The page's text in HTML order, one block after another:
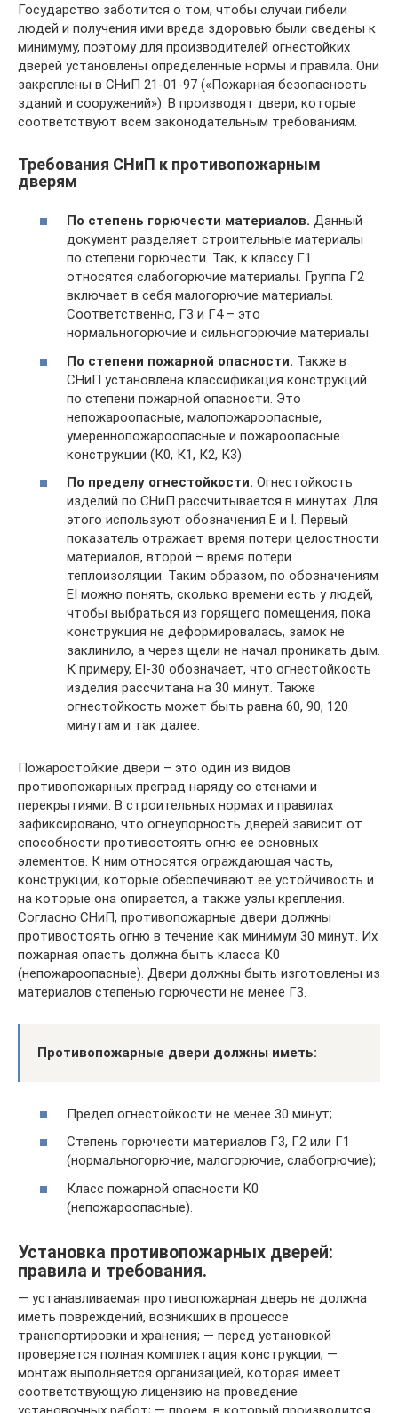
Государство заботится о том, чтобы случаи гибели
людей и получения ими вреда здоровью были сведены к
минимуму, поэтому для производителей огнестойких
дверей установлены определенные нормы и правила. Они
закреплены в СНиП 21-01-97 («Пожарная безопасность
зданий и сооружений»). В производят двери, которые
соответствуют всем законодательным требованиям.
Требования СНиП к противопожарным
дверям
По степень горючести материалов. Данный
документ разделяет строительные материалы
по степени горючести. Так, к классу Г1
относятся слабогорючие материалы. Группа Г2
включает в себя малогорючие материалы.
Соответственно, Г3 и Г4 – это
нормальногорючие и сильногорючие материалы.
По степени пожарной опасности. Также в
СНиП установлена классификация конструкций
по степени пожарной опасности. Это
непожароопасные, малопожароопасные,
умереннопожароопасные и пожароопасные
конструкции (К0, К1, К2, К3).
По пределу огнестойкости. Огнестойкость
изделий по СНиП рассчитывается в минутах. Для
этого используют обозначения Е и I. Первый
показатель отражает время потери целостности
материалов, второй – время потери
теплоизоляции. Таким образом, по обозначениям
EI можно понять, сколько времени есть у людей,
чтобы выбраться из горящего помещения, пока
конструкция не деформировалась, замок не
заклинило, а через щели не начал проникать дым.
К примеру, EI-30 обозначает, что огнестойкость
изделия рассчитана на 30 минут. Также
огнестойкость может быть равна 60, 90, 120
минутам и так далее.
Пожаростойкие двери – это один из видов
противопожарных преград наряду со стенами и
перекрытиями. В строительных нормах и правилах
зафиксировано, что огнеупорность дверей зависит от
способности противостоять огню ее основных
элементов. К ним относятся ограждающая часть,
конструкции, которые обеспечивают ее устойчивость и
на которые она опирается, а также узлы крепления.
Согласно СНиП, противопожарные двери должны
противостоять огню в течение как минимум 30 минут. Их
пожарная опасть должна быть класса К0
(непожароопасные). Двери должны быть изготовлены из
материалов степенью горючести не менее Г3.
Противопожарные двери должны иметь:
Предел огнестойкости не менее 30 минут;
Степень горючести материалов Г3, Г2 или Г1
(нормальногорючие, малогорючие, слабогрючие);
Класс пожарной опасности К0
(непожароопасные).
Установка противопожарных дверей:
правила и требования.
— устанавливаемая противопожарная дверь не должна
иметь повреждений, возникших в процессе
транспортировки и хранения; — перед установкой
проверяется полная комплектация конструкции; —
монтаж выполняется организацией, которая имеет
соответствующую лицензию на проведение